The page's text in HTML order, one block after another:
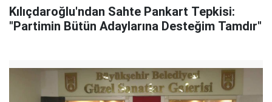
Kılıçdaroğlu'ndan Sahte Pankart Tepkisi:
"Partimin Bütün Adaylarına Desteğim Tamdır"